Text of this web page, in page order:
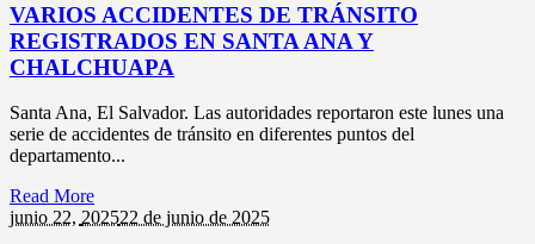
VARIOS ACCIDENTES DE TRÁNSITO
REGISTRADOS EN SANTA ANA Y
CHALCHUAPA
Santa Ana, El Salvador. Las autoridades reportaron este lunes una
serie de accidentes de tránsito en diferentes puntos del
departamento...
Read More
junio 22, 202522 de junio de 2025